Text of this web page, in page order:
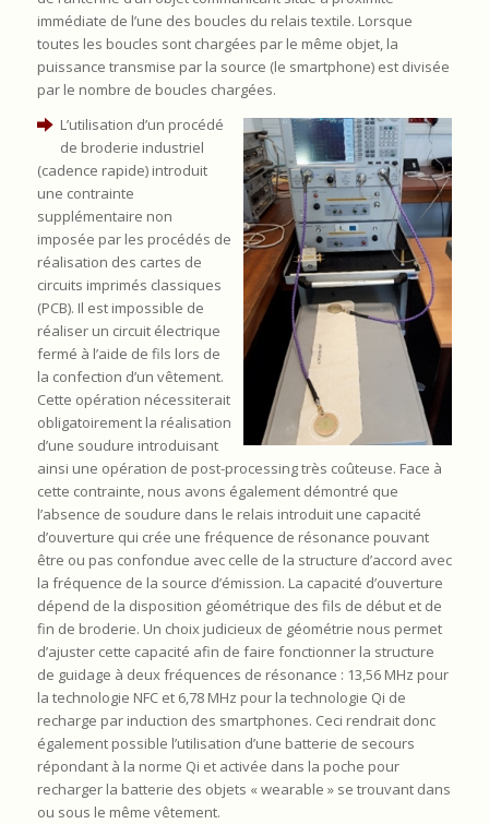
immédiate de l’une des boucles du relais textile. Lorsque
toutes les boucles sont chargées par le même objet, la
puissance transmise par la source (le smartphone) est divisée
par le nombre de boucles chargées.
L’utilisation d’un procédé
de broderie industriel
(cadence rapide) introduit
une contrainte
supplémentaire non
imposée par les procédés de
réalisation des cartes de
circuits imprimés classiques
(PCB). Il est impossible de
réaliser un circuit électrique
fermé à l’aide de fils lors de
la confection d’un vêtement.
Cette opération nécessiterait
obligatoirement la réalisation
d’une soudure introduisant
ainsi une opération de post-processing très coûteuse. Face à
cette contrainte, nous avons également démontré que
l’absence de soudure dans le relais introduit une capacité
d’ouverture qui crée une fréquence de résonance pouvant
être ou pas confondue avec celle de la structure d’accord avec
la fréquence de la source d’émission. La capacité d’ouverture
dépend de la disposition géométrique des fils de début et de
fin de broderie. Un choix judicieux de géométrie nous permet
d’ajuster cette capacité afin de faire fonctionner la structure
de guidage à deux fréquences de résonance : 13,56 MHz pour
la technologie NFC et 6,78 MHz pour la technologie Qi de
recharge par induction des smartphones. Ceci rendrait donc
également possible l’utilisation d’une batterie de secours
répondant à la norme Qi et activée dans la poche pour
recharger la batterie des objets « wearable » se trouvant dans
ou sous le même vêtement.